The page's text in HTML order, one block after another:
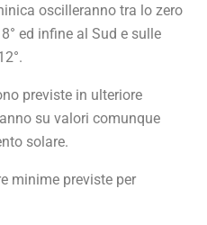
oscilleranno tra lo zero
ed infine al Sud e sulle
previste in ulteriore
su valori comunque
solare.
minime previste per